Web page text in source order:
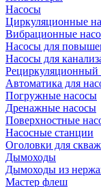
Насосы
Циркуляционные
Вибрационные
Насосы для
Насосы для
Автоматика для
Погружные насосы
Дренажные насосы
Поверхностные
Насосные станции
Оголовки для
Дымоходы
Дымоходы из
Мастер флеш